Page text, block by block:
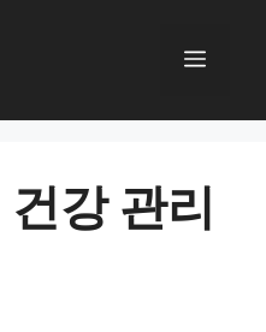
메
강 관리